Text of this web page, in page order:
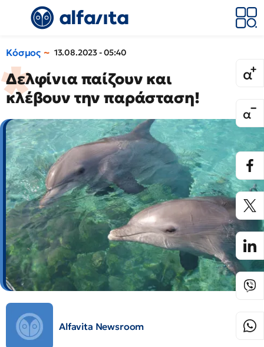
Κόσμος 13.08.2023 - 05:40
Δελφίνια παίζουν και
κλέβουν την παράσταση!
Alfavita Newsroom